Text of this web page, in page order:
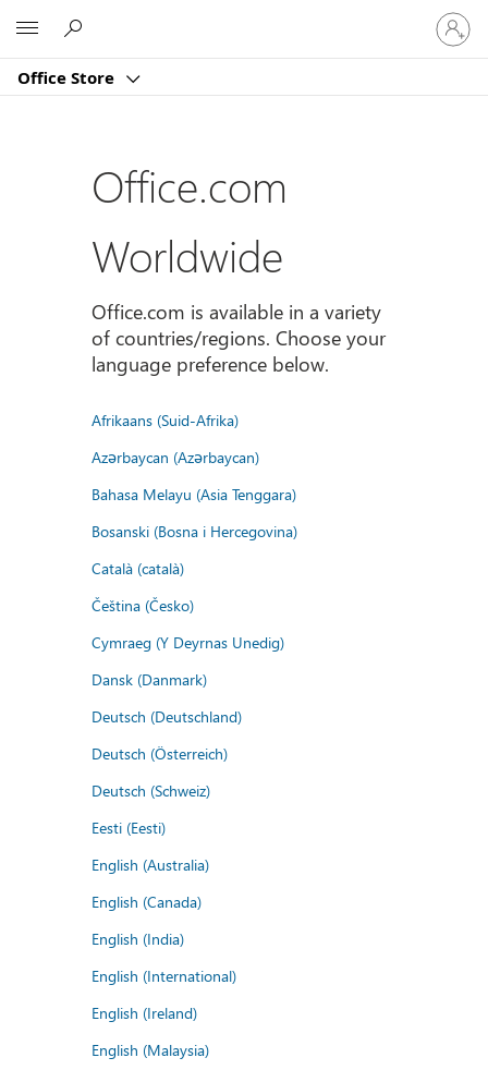
Office Store
Sign
in
to
account
Office.com
Worldwide
Office.com is available in a variety
of countries/regions. Choose your
language preference below.
Afrikaans (Suid-Afrika)
Azərbaycan (Azərbaycan)
Bahasa Melayu (Asia Tenggara)
Bosanski (Bosna i Hercegovina)
Català (català)
Čeština (Česko)
Cymraeg (Y Deyrnas Unedig)
Dansk (Danmark)
Deutsch (Deutschland)
Deutsch (Österreich)
Deutsch (Schweiz)
Eesti (Eesti)
English (Australia)
English (Canada)
English (India)
English (International)
English (Ireland)
English (Malaysia)